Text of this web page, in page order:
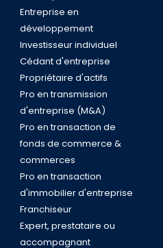
Entreprise en
développement
Investisseur individuel
Cédant d'entreprise
Propriétaire d'actifs
Pro en transmission
d'entreprise (M&A)
Pro en transaction de
fonds de commerce &
commerces
Pro en transaction
d'immobilier d'entreprise
Franchiseur
Expert, prestataire ou
accompagnant